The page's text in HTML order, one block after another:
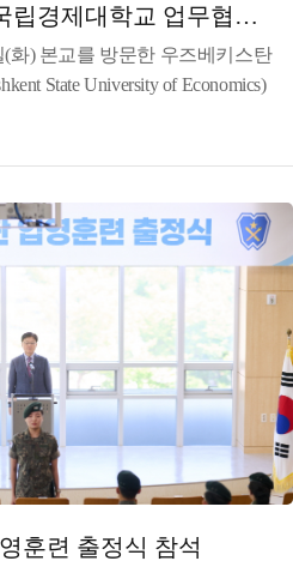
립경제대학교 업무협약
(화) 본교를 방문한 우즈베키스탄
State University of Economics)
훈련 출정식 참석